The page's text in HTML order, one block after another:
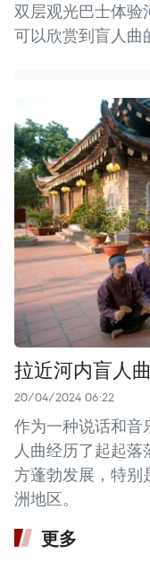
双层观光巴士体验
可以欣赏到盲人曲
拉近河内盲人
20/04/2024 06:22
作为一种说话和音
人曲经历了起起
方蓬勃发展，特别
洲地区。
更多